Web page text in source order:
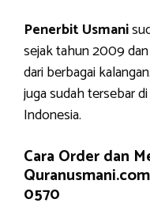
Penerbit Usmani
sejak tahun 2009
dari berbagai
juga sudah tersebar
Indonesia.
Cara Order dan
0570